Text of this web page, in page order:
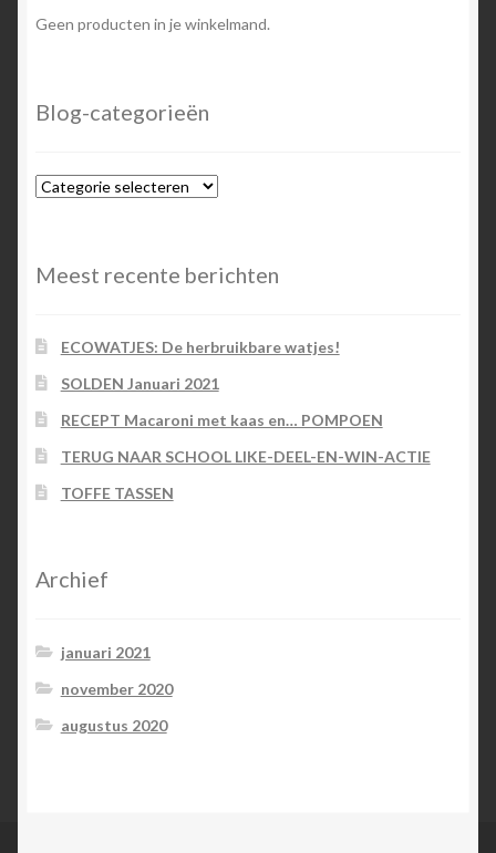
Geen producten in je winkelmand.
Blog-categorieën
Blog-
Meest recente berichten
ECOWATJES: De herbruikbare watjes!
SOLDEN Januari 2021
RECEPT Macaroni met kaas en… POMPOEN
TERUG NAAR SCHOOL LIKE-DEEL-EN-WIN-ACTIE
TOFFE TASSEN
Archief
januari 2021
november 2020
augustus 2020